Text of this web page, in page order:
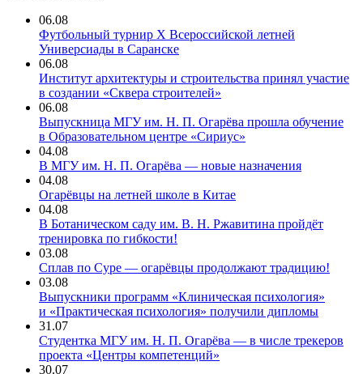
06.08
Футбольный турнир X Всероссийской летней
Универсиады в Саранске
06.08
Институт архитектуры и строительства принял участие
в создании «Сквера строителей»
06.08
Выпускница МГУ им. Н. П. Огарёва прошла обучение
в Образовательном центре «Сириус»
04.08
В МГУ им. Н. П. Огарёва — новые назначения
04.08
Огарёвцы на летней школе в Китае
04.08
В Ботаническом саду им. В. Н. Ржавитина пройдёт
тренировка по гибкости!
03.08
Сплав по Суре — огарёвцы продолжают традицию!
03.08
Выпускники программ «Клиническая психология»
и «Практическая психология» получили дипломы
31.07
Студентка МГУ им. Н. П. Огарёва — в числе трекеров
проекта «Центры компетенций»
30.07